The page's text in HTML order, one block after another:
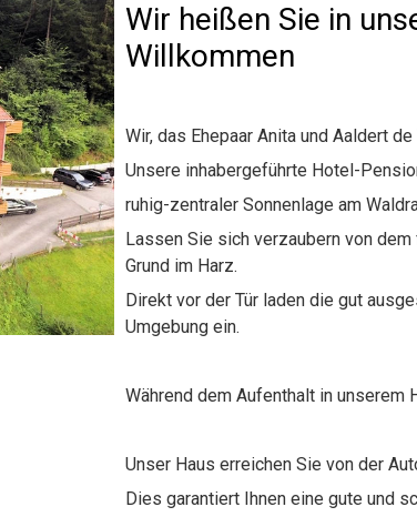
Wir heißen Sie in
Willkommen
Wir, das Ehepaar Anita und Aaldert
Unsere inhabergeführte Hotel-
ruhig-zentraler Sonnenlage am
Lassen Sie sich verzaubern von
Grund im Harz.
Direkt vor der Tür laden die gut
Umgebung ein.
Während dem Aufenthalt in
Unser Haus erreichen Sie von der
Dies garantiert Ihnen eine gute und